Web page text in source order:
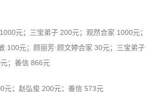
元；三宝弟子 200元；观然合家 1000元；
100元；顾丽芳·顾文婷合家 30元；三宝弟子
；善信 866元
元；赵弘俊 200元；善信 573元